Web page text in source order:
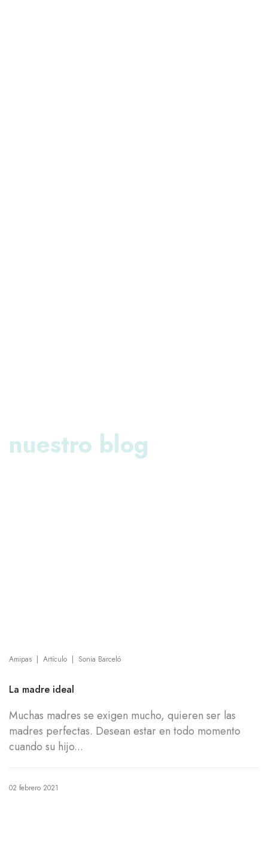
nuestro blog
Amipas | Artículo | Sonia Barceló
La madre ideal
Muchas madres se exigen mucho, quieren ser las
madres perfectas. Desean estar en todo momento
cuando su hijo...
02 febrero 2021